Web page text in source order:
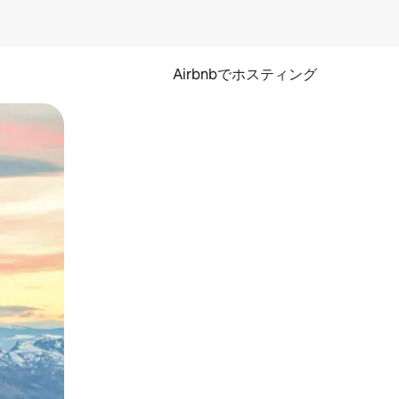
Airbnbでホスティング
できます。